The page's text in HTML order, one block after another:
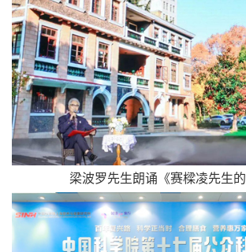
梁波罗先生朗诵《赛樑凌先生的